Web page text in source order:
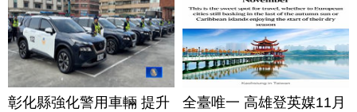
彰化縣強化警用車輛 提升
全臺唯一 高雄登英媒11月